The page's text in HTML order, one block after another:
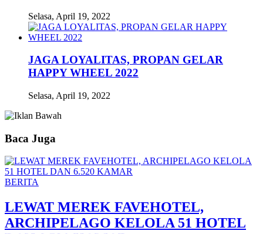
Selasa, April 19, 2022
JAGA LOYALITAS, PROPAN GELAR
HAPPY WHEEL 2022
Selasa, April 19, 2022
Baca Juga
BERITA
LEWAT MEREK FAVEHOTEL,
ARCHIPELAGO KELOLA 51 HOTEL